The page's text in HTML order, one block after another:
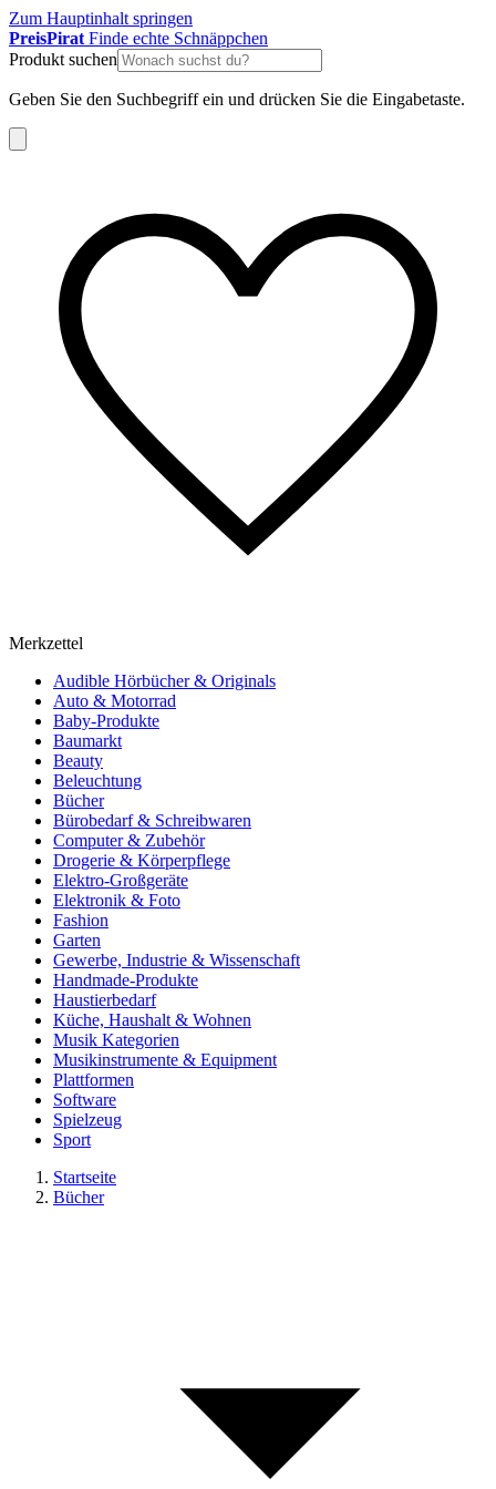
Zum Hauptinhalt springen
PreisPirat Finde echte Schnäppchen
Produkt suchen
Geben Sie den Suchbegriff ein und drücken Sie die Eingabetaste.
Merkzettel
Audible Hörbücher & Originals
Auto & Motorrad
Baby-Produkte
Baumarkt
Beauty
Beleuchtung
Bücher
Bürobedarf & Schreibwaren
Computer & Zubehör
Drogerie & Körperpflege
Elektro-Großgeräte
Elektronik & Foto
Fashion
Garten
Gewerbe, Industrie & Wissenschaft
Handmade-Produkte
Haustierbedarf
Küche, Haushalt & Wohnen
Musik Kategorien
Musikinstrumente & Equipment
Plattformen
Software
Spielzeug
Sport
Startseite
Bücher